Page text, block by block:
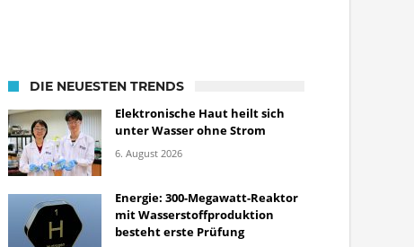
DIE NEUESTEN TRENDS
Elektronische Haut heilt sich
unter Wasser ohne Strom
6. August 2026
Energie: 300-Megawatt-Reaktor
mit Wasserstoffproduktion
besteht erste Prüfung